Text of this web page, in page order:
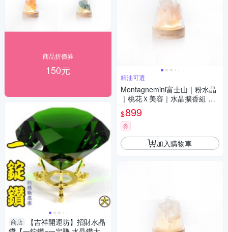
商品折價券
150元
商店
【吉祥開運坊】招財水晶
精油可選
Montagnemini富士山｜粉水晶
｜桃花Ｘ美容｜水晶擴香組 精
油可選
$899
券
加入購物車